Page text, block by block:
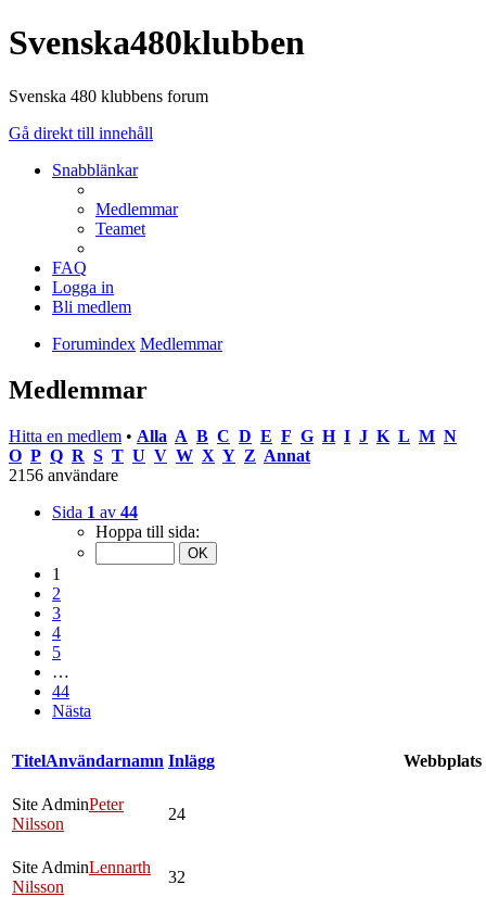
Svenska480klubben
Svenska 480 klubbens forum
Gå direkt till innehåll
Snabblänkar
Medlemmar
Teamet
FAQ
Logga in
Bli medlem
Forumindex Medlemmar
Medlemmar
Hitta en medlem • Alla A B C D E F G H I J K L M N
O P Q R S T U V W X Y Z Annat
2156 användare
Sida 1 av 44
Hoppa till sida:
1
2
3
4
5
…
44
Nästa
TitelAnvändarnamn Inlägg Webbplats
Site AdminPeter
Nilsson
24
Site AdminLennarth
Nilsson
32